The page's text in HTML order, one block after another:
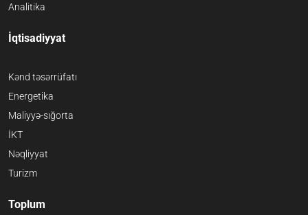
Analitika
İqtisadiyyat
Kənd təsərrüfatı
Energetika
Maliyyə-sığorta
İKT
Nəqliyyat
Turizm
Toplum